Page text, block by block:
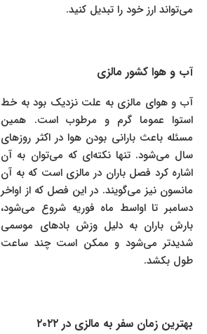
می‌تواند ارز خود را تبدیل کنید.
آب و هوا کشور مالزی
آب و هوای مالزی به علت نزدیک بود به خط
استوا عموما گرم و مرطوب است. همین
مسئله باعث بارانی بودن هوا در اکثر روزهای
سال می‌شود. تنها نکته‌ای که می‌توان به آن
اشاره کرد فصل باران در مالزی است که به آن
مانسون نیز می‌گویند. در این فصل که از اواخر
دسامبر تا اواسط ماه فوریه شروع می‌شود،
بارش باران به دلیل وزش بادهای موسمی
شدیدتر می‌شود و ممکن است چند ساعت
طول بکشد.
بهترین زمان سفر به مالزی در ۲۰۲۲